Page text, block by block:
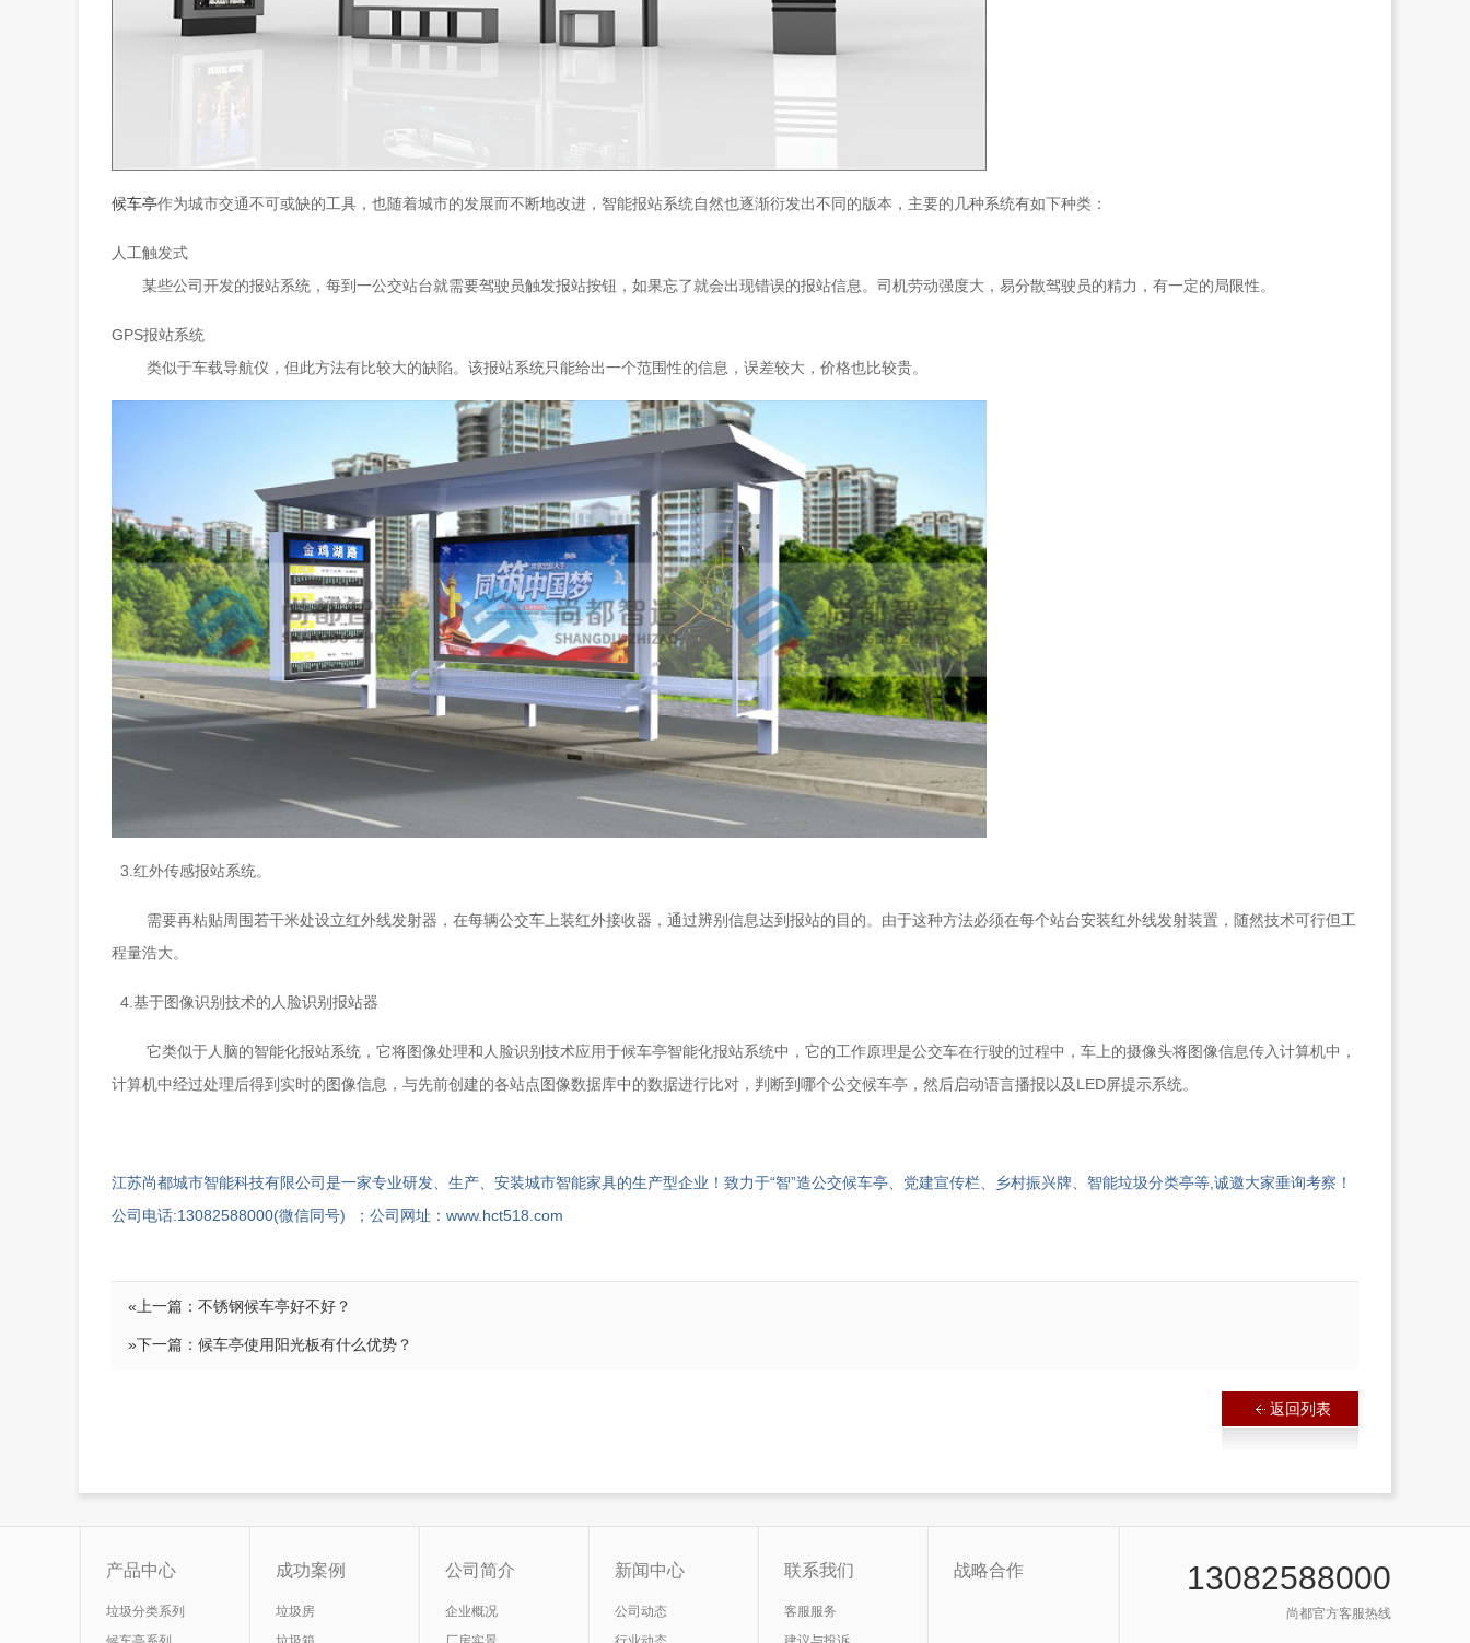
候车亭作为城市交通不可或缺的工具，也随着城市的发展而不断地改进，智能报站系统自然也逐渐衍发出不同的版本，主要的几种系统有如下种类：
人工触发式
某些公司开发的报站系统，每到一公交站台就需要驾驶员触发报站按钮，如果忘了就会出现错误的报站信息。司机劳动强度大，易分散驾驶员的精力，有一定的局限性。
GPS报站系统
类似于车载导航仪，但此方法有比较大的缺陷。该报站系统只能给出一个范围性的信息，误差较大，价格也比较贵。
3.红外传感报站系统。
需要再粘贴周围若干米处设立红外线发射器，在每辆公交车上装红外接收器，通过辨别信息达到报站的目的。由于这种方法必须在每个站台安装红外线发射装置，随然技术可行但工
程量浩大。
4.基于图像识别技术的人脸识别报站器
它类似于人脑的智能化报站系统，它将图像处理和人脸识别技术应用于候车亭智能化报站系统中，它的工作原理是公交车在行驶的过程中，车上的摄像头将图像信息传入计算机中，
计算机中经过处理后得到实时的图像信息，与先前创建的各站点图像数据库中的数据进行比对，判断到哪个公交候车亭，然后启动语言播报以及LED屏提示系统。
江苏尚都城市智能科技有限公司是一家专业研发、生产、安装城市智能家具的生产型企业！致力于“智”造公交候车亭、党建宣传栏、乡村振兴牌、智能垃圾分类亭等,诚邀大家垂询考察！
公司电话:13082588000(微信同号) ；公司网址：www.hct518.com
«上一篇： 不锈钢候车亭好不好？
»下一篇： 候车亭使用阳光板有什么优势？
返回列表
产品中心
垃圾分类系列
成功案例
垃圾房
公司简介
企业概况
新闻中心
公司动态
联系我们
客服服务
战略合作 13082588000
尚都官方客服热线